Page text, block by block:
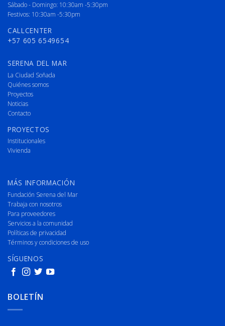
Sábado - Domingo: 10:30am -5:30pm
Festivos: 10:30am -5:30pm
CALLCENTER
+57 605 6549654
SERENA DEL MAR
La Ciudad Soñada
Quiénes somos
Proyectos
Noticias
Contacto
PROYECTOS
Institucionales
Vivienda
MÁS INFORMACIÓN
Fundación Serena del Mar
Trabaja con nosotros
Para proveedores
Servicios a la comunidad
Políticas de privacidad
Términos y condiciones de uso
SÍGUENOS
BOLETÍN